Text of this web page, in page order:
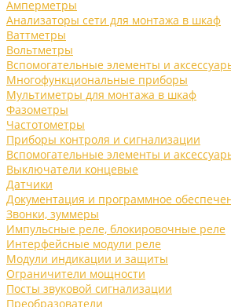
Амперметры
Анализаторы сети для монтажа в шкаф
Ваттметры
Вольтметры
Вспомогательные элементы и
Многофункциональные приборы
Мультиметры для монтажа в шкаф
Фазометры
Частотометры
Приборы контроля и сигнализации
Вспомогательные элементы и
Выключатели концевые
Датчики
Документация и программное
Звонки, зуммеры
Импульсные реле, блокировочные реле
Интерфейсные модули реле
Модули индикации и защиты
Ограничители мощности
Посты звуковой сигнализации
Преобразователи